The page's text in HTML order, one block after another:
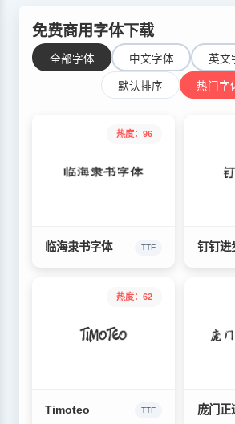
免费商用字体下载
全部字体 中文字体 英文
默认排序 热门字
热度：96
临海隶书字体 TTF 钉钉进
热度：62
Timoteo TTF 庞门正